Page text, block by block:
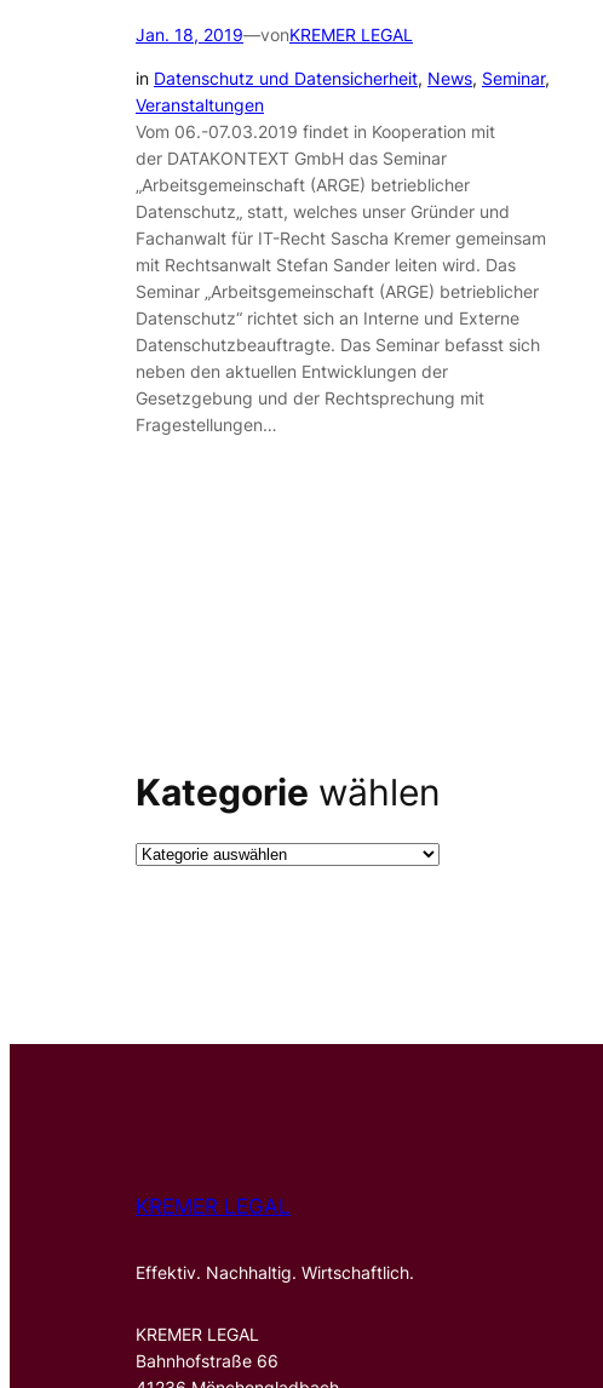
Jan. 18, 2019—vonKREMER LEGAL
in Datenschutz und Datensicherheit, News, Seminar
Veranstaltungen
Vom 06.-07.03.2019 findet in Kooperation mit
der DATAKONTEXT GmbH das Seminar
„Arbeitsgemeinschaft (ARGE) betrieblicher
Datenschutz„ statt, welches unser Gründer und
Fachanwalt für IT-Recht Sascha Kremer gemeinsam
mit Rechtsanwalt Stefan Sander leiten wird. Das
Seminar „Arbeitsgemeinschaft (ARGE) betrieblicher
Datenschutz“ richtet sich an Interne und Externe
Datenschutzbeauftragte. Das Seminar befasst sich
neben den aktuellen Entwicklungen der
Gesetzgebung und der Rechtsprechung mit
Fragestellungen…
Kategorie wählen
KREMER LEGAL
Effektiv. Nachhaltig. Wirtschaftlich.
KREMER LEGAL
Bahnhofstraße 66